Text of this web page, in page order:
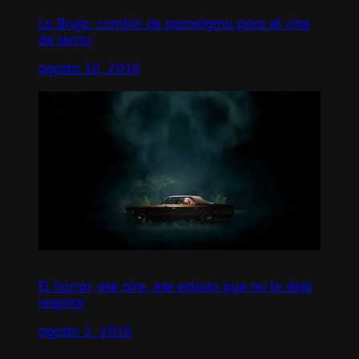
La Bruja: cambio de paradigma para el cine
de terror
agosto 10, 2016
El horror, ese aire, ese estado que no te deja
respirar
agosto 2, 2016